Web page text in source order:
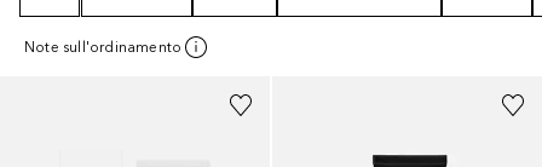
Note sull'ordinamento